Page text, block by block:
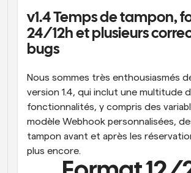
Programmation surpuissante avec
Flux de travail
Automatiser la planification et les
Blog
jour
Réunions instantanées
Rencontrez des clients en quelques
Réservez facilement des réunions
personnes
v1.4 Temps de tampon,
24/12h et plusieurs
bugs
Nous sommes très enthousiasmés
version 1.4, qui inclut une multitude
fonctionnalités, y compris des
modèle Webhook personnalisées,
tampon avant et après les
plus encore.